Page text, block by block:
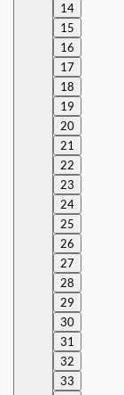
14
15
16
17
18
19
20
21
22
23
24
25
26
27
28
29
30
31
32
33